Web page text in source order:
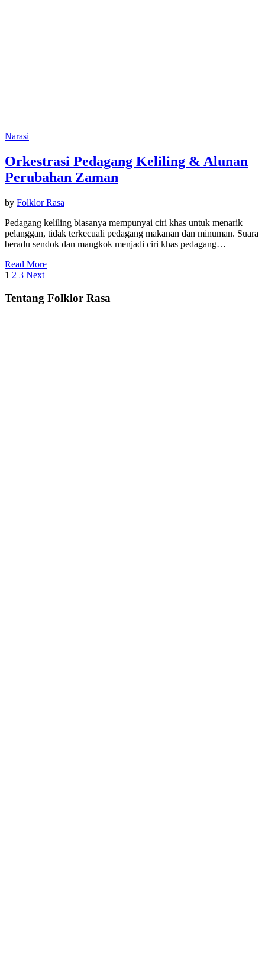
Narasi
Orkestrasi Pedagang Keliling & Alunan
Perubahan Zaman
by Folklor Rasa
Pedagang keliling biasanya mempunyai ciri khas untuk menarik
pelanggan, tidak terkecuali pedagang makanan dan minuman. Suara
beradu sendok dan mangkok menjadi ciri khas pedagang…
Read More
Posts
pagination
1 2 3 Next
Tentang Folklor Rasa